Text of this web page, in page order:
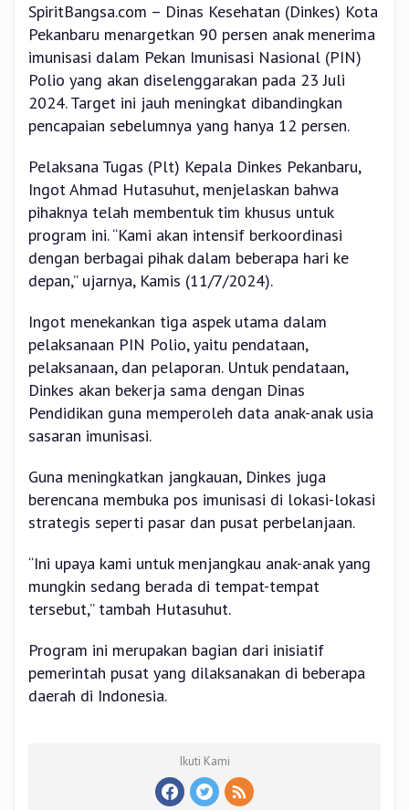
SpiritBangsa.com – Dinas Kesehatan (Dinkes) Kota
Pekanbaru menargetkan 90 persen anak menerima
imunisasi dalam Pekan Imunisasi Nasional (PIN)
Polio yang akan diselenggarakan pada 23 Juli
2024. Target ini jauh meningkat dibandingkan
pencapaian sebelumnya yang hanya 12 persen.
Pelaksana Tugas (Plt) Kepala Dinkes Pekanbaru,
Ingot Ahmad Hutasuhut, menjelaskan bahwa
pihaknya telah membentuk tim khusus untuk
program ini. “Kami akan intensif berkoordinasi
dengan berbagai pihak dalam beberapa hari ke
depan,” ujarnya, Kamis (11/7/2024).
Ingot menekankan tiga aspek utama dalam
pelaksanaan PIN Polio, yaitu pendataan,
pelaksanaan, dan pelaporan. Untuk pendataan,
Dinkes akan bekerja sama dengan Dinas
Pendidikan guna memperoleh data anak-anak usia
sasaran imunisasi.
Guna meningkatkan jangkauan, Dinkes juga
berencana membuka pos imunisasi di lokasi-lokasi
strategis seperti pasar dan pusat perbelanjaan.
“Ini upaya kami untuk menjangkau anak-anak yang
mungkin sedang berada di tempat-tempat
tersebut,” tambah Hutasuhut.
Program ini merupakan bagian dari inisiatif
pemerintah pusat yang dilaksanakan di beberapa
daerah di Indonesia.
Ikuti Kami